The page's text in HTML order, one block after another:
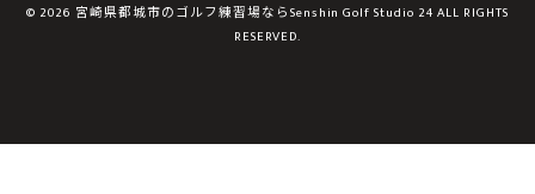
© 2026 宮崎県都城市のゴルフ練習場ならSenshin Golf Studio 24 ALL RIGHTS
RESERVED.